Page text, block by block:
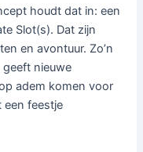
houdt dat in: een
Slot(s). Dat zijn
en avontuur. Zo’n
nieuwe
adem komen voor
een feestje